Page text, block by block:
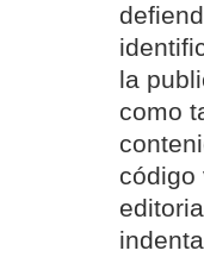
la
como
código